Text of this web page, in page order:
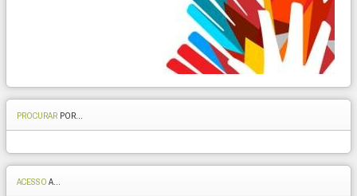
PROCURAR POR...
ACESSO A...